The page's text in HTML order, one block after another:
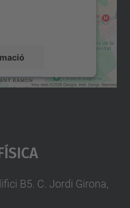
B5. C. Jordi Girona,